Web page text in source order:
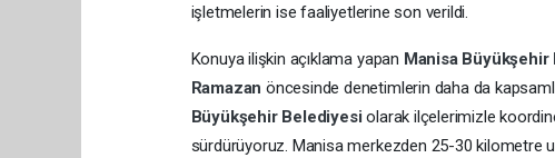
işletmelerin ise faaliyetlerine son verildi.
Konuya ilişkin açıklama yapan Manisa Büyükşehir
Ramazan öncesinde denetimlerin daha da
Büyükşehir Belediyesiolarak ilçelerimizle
sürdürüyoruz. Manisa merkezden 25-30 kilometre